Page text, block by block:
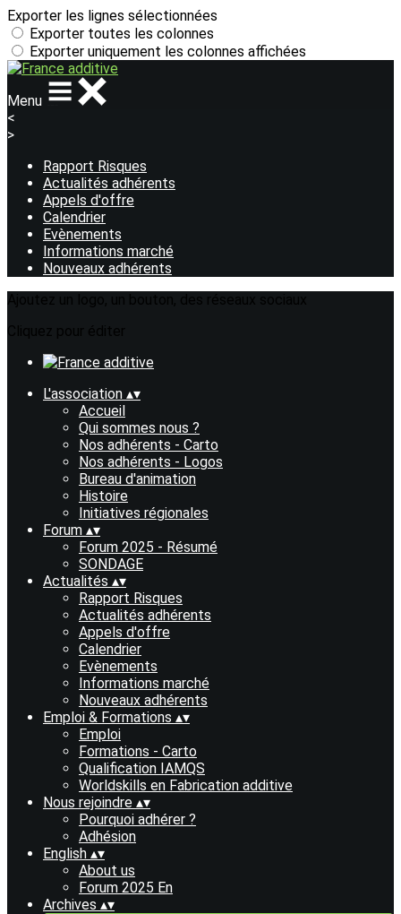
Exporter les lignes sélectionnées
Exporter toutes les colonnes
Exporter uniquement les colonnes affichées
Menu
<
>
Rapport Risques
Actualités adhérents
Appels d'offre
Calendrier
Evènements
Informations marché
Nouveaux adhérents
L'association ▴▾
Accueil
Qui sommes nous ?
Nos adhérents - Carto
Nos adhérents - Logos
Bureau d'animation
Histoire
Initiatives régionales
Forum ▴▾
Forum 2025 - Résumé
SONDAGE
Actualités ▴▾
Rapport Risques
Actualités adhérents
Appels d'offre
Calendrier
Evènements
Informations marché
Nouveaux adhérents
Emploi & Formations ▴▾
Emploi
Formations - Carto
Qualification IAMQS
Worldskills en Fabrication additive
Nous rejoindre ▴▾
Pourquoi adhérer ?
Adhésion
English ▴▾
About us
Forum 2025 En
Archives ▴▾